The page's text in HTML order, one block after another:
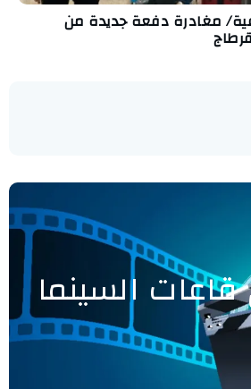
مغادرة دفعة جديدة من
السينما